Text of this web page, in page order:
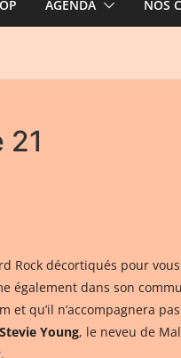
AGENDA NOS
Rock décortiqués pour
également dans son
et qu’il n’accompagnera
Stevie Young, le neveu de
.